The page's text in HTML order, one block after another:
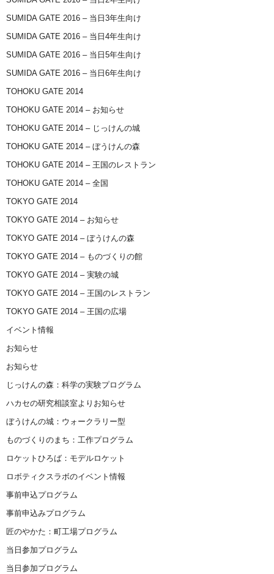
SUMIDA GATE 2016 – 当日3年生向け
SUMIDA GATE 2016 – 当日4年生向け
SUMIDA GATE 2016 – 当日5年生向け
SUMIDA GATE 2016 – 当日6年生向け
TOHOKU GATE 2014
TOHOKU GATE 2014 – お知らせ
TOHOKU GATE 2014 – じっけんの城
TOHOKU GATE 2014 – ぼうけんの森
TOHOKU GATE 2014 – 王国のレストラン
TOHOKU GATE 2014 – 全国
TOKYO GATE 2014
TOKYO GATE 2014 – お知らせ
TOKYO GATE 2014 – ぼうけんの森
TOKYO GATE 2014 – ものづくりの館
TOKYO GATE 2014 – 実験の城
TOKYO GATE 2014 – 王国のレストラン
TOKYO GATE 2014 – 王国の広場
イベント情報
お知らせ
お知らせ
じっけんの森：科学の実験プログラム
ハカセの研究相談室よりお知らせ
ぼうけんの城：ウォークラリー型
ものづくりのまち：工作プログラム
ロケットひろば：モデルロケット
ロボティクスラボのイベント情報
事前申込プログラム
事前申込みプログラム
匠のやかた：町工場プログラム
当日参加プログラム
当日参加プログラム